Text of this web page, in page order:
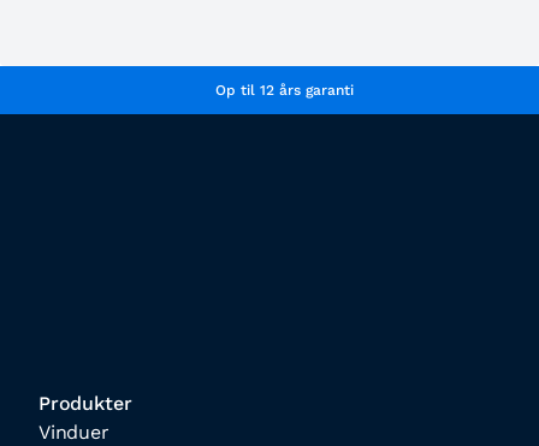
Op til 12 års garanti
Produkter
Vinduer